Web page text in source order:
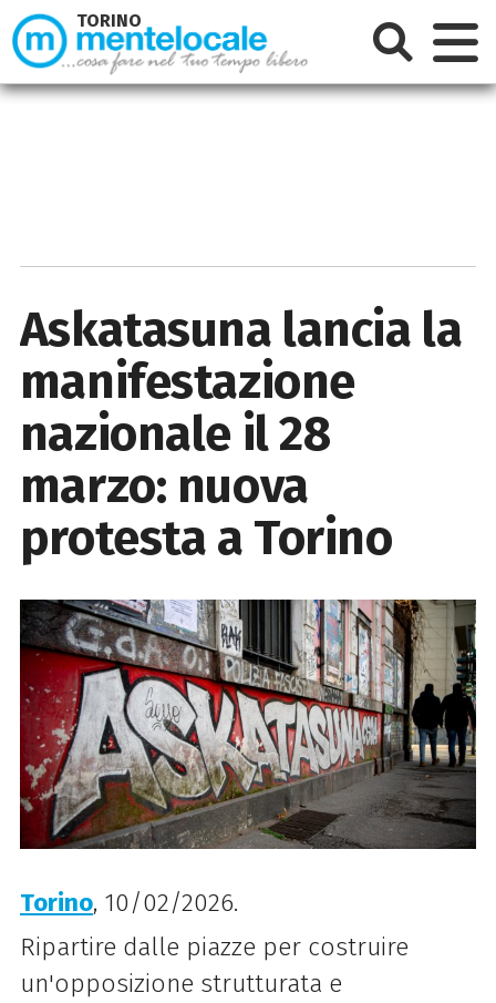
Askatasuna lancia la
manifestazione
nazionale il 28
marzo: nuova
protesta a Torino
Torino, 10/02/2026.
Ripartire dalle piazze per costruire
un'opposizione strutturata e
TORINO